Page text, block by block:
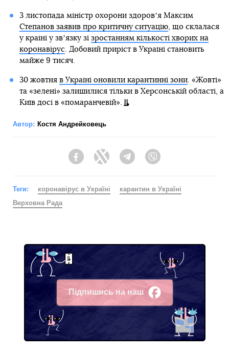
3 листопада міністр охорони здоровʼя Максим
Степанов заявив про критичну ситуацію, що склалася
у країні у звʼязку зі зростанням кількості хворих на
коронавірус. Добовий приріст в Україні становить
майже 9 тисяч.
30 жовтня в Україні оновили карантинні зони. «Жовті»
та «зелені» залишилися тільки в Херсонській області, а
Київ досі в «помаранчевій».
Автор: Костя Андрейковець
FacebookTwitter Telegram
Теги: коронавірус в Україні
карантин в Україні
Верховна Рада
Підпишись на наш
Facebook